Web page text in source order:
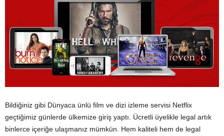
Bildiğiniz gibi Dünyaca ünlü film ve dizi izleme servisi Netflix
geçtiğimiz günlerde ülkemize giriş yaptı. Ücretli üyelikle legal artık
binlerce içeriğe ulaşmanız mümkün. Hem kaliteli hem de legal